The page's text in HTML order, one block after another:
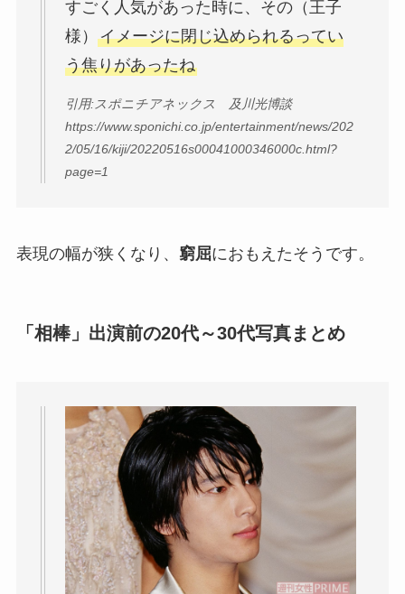
すごく人気があった時に、その（王子
様） イメージに閉じ込められるってい
う焦りがあったね
引用:スポニチアネックス 及川光博談
https://www.sponichi.co.jp/entertainment/news/202
2/05/16/kiji/20220516s00041000346000c.html?
page=1
表現の幅が狭くなり、 窮屈におもえたそうです。
「相棒」出演前の20代～30代写真まとめ